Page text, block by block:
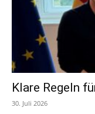
Klare Regeln
30. Juli 2026